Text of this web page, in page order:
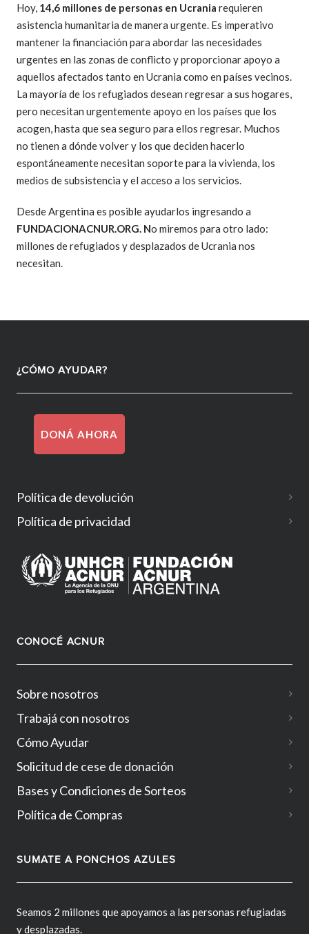
Hoy, 14,6 millones de personas en Ucrania requieren
asistencia humanitaria de manera urgente. Es imperativo
mantener la financiación para abordar las necesidades
urgentes en las zonas de conflicto y proporcionar apoyo a
aquellos afectados tanto en Ucrania como en países vecinos.
La mayoría de los refugiados desean regresar a sus hogares,
pero necesitan urgentemente apoyo en los países que los
acogen, hasta que sea seguro para ellos regresar. Muchos
no tienen a dónde volver y los que deciden hacerlo
espontáneamente necesitan soporte para la vivienda, los
medios de subsistencia y el acceso a los servicios.
Desde Argentina es posible ayudarlos ingresando a
FUNDACIONACNUR.ORG. No miremos para otro lado:
millones de refugiados y desplazados de Ucrania nos
necesitan.
¿CÓMO AYUDAR?
DONÁ AHORA
Política de devolución
Política de privacidad
CONOCÉ ACNUR
Sobre nosotros
Trabajá con nosotros
Cómo Ayudar
Solicitud de cese de donación
Bases y Condiciones de Sorteos
Política de Compras
SUMATE A PONCHOS AZULES
Seamos 2 millones que apoyamos a las personas refugiadas
y desplazadas.